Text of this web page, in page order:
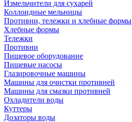
Измельчители для сухарей
Коллоидные мельницы
Противни, тележки и хлебные формы
Хлебные формы
Тележки
Противни
Пищевое оборудование
Пищевые насосы
Глазировочные машины
Машины для очистки противней
Машины для смазки противней
Охладители воды
Куттеры
Дозаторы воды